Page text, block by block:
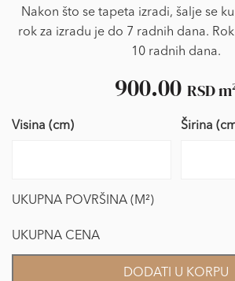
Nakon što se tapeta izradi, šalje se
rok za izradu je do 7 radnih dana.
10 radnih dana.
900.00 RSD
Visina (cm) Širina
UKUPNA POVRŠINA (M²)
UKUPNA CENA
Foto
DODATI U KORPU